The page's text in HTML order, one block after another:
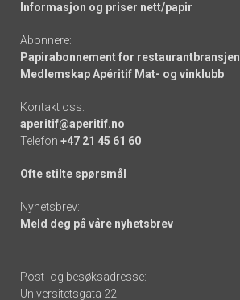
Informasjon og priser nett/papir
Abonnere:
Papirabonnement for restaurantbransjen
Medlemskap Apéritif Mat- og vinklubb
Kontakt oss:
aperitif@aperitif.no
Telefon +47 21 45 61 60
Ofte stilte spørsmål
Nyhetsbrev:
Meld deg på våre nyhetsbrev
Post- og besøksadresse:
Universitetsgata 22